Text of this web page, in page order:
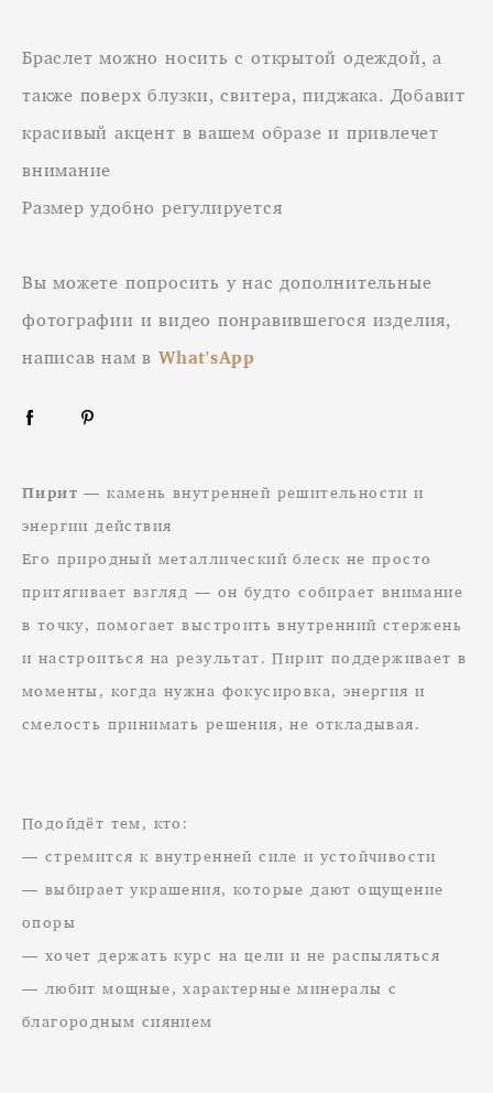
Браслет можно носить с открытой одеждой, а
также поверх блузки, свитера, пиджака. Добавит
красивый акцент в вашем образе и привлечет
внимание
Размер удобно регулируется
Вы можете попросить у нас дополнительные
фотографии и видео понравившегося изделия,
написав нам в What'sApp
Пирит — камень внутренней решительности и
энергии действия
Его природный металлический блеск не просто
притягивает взгляд — он будто собирает внимание
в точку, помогает выстроить внутренний стержень
и настроиться на результат. Пирит поддерживает в
моменты, когда нужна фокусировка, энергия и
смелость принимать решения, не откладывая.
Подойдёт тем, кто:
— стремится к внутренней силе и устойчивости
— выбирает украшения, которые дают ощущение
опоры
— хочет держать курс на цели и не распыляться
— любит мощные, характерные минералы с
благородным сиянием